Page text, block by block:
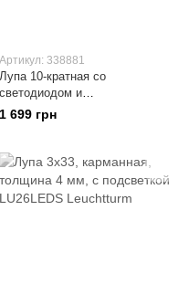
Артикул: 338881
Лупа 10-кратная со
светодиодом и
ультрафиолетовой лампой
LU32LED
1 699 грн